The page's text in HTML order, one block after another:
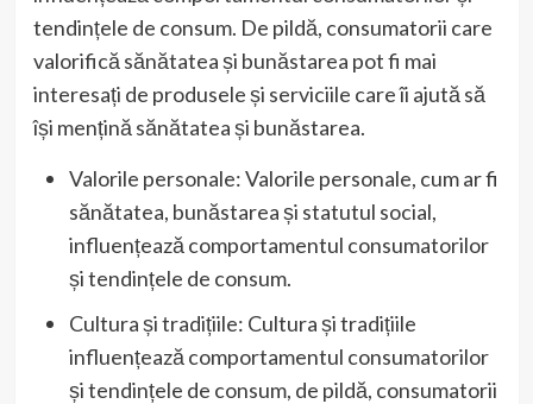
tendințele de consum. De pildă, consumatorii care
valorifică sănătatea și bunăstarea pot fi mai
interesați de produsele și serviciile care îi ajută să
își mențină sănătatea și bunăstarea.
Valorile personale: Valorile personale, cum ar fi
sănătatea, bunăstarea și statutul social,
influențează comportamentul consumatorilor
și tendințele de consum.
Cultura și tradițiile: Cultura și tradițiile
influențează comportamentul consumatorilor
și tendințele de consum, de pildă, consumatorii